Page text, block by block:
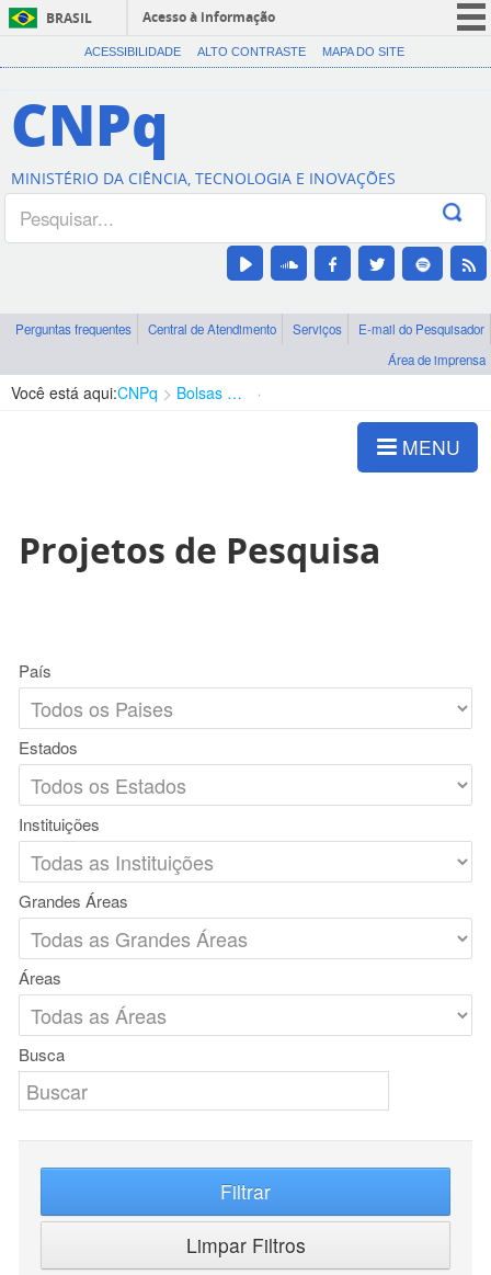
BRASIL
Acesso à informação
CORONAVÍRUS (COVID-19)
Canais
ACESSIBILIDADE ALTO CONTRASTE MAPA DO SITE
CNPq
MINISTÉRIO DA CIÊNCIA, TECNOLOGIA E INOVAÇÕES
Perguntas frequentes Central de Atendimento Serviços
E-mail do Pesquisador
Área de imprensa
Você está aqui:CNPq Bolsas e Auxílios Vigentes
MENU
Projetos de Pesquisa
País
Estados
Instituições
Grandes Áreas
Áreas
Busca
Filtrar
Limpar Filtros